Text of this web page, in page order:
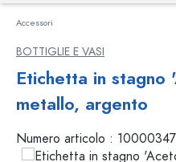
Accessori
BOTTIGLIE E VASI
Etichetta in stagno
metallo, argento
Numero articolo :